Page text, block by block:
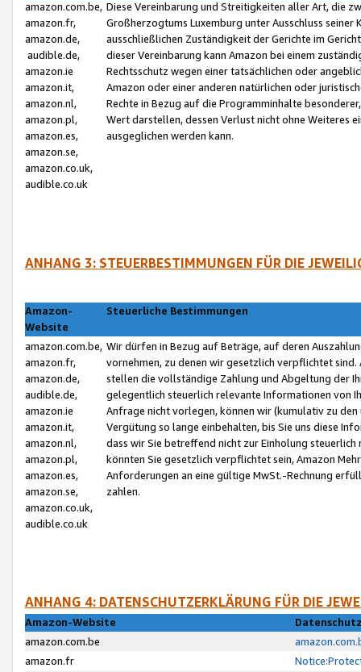
amazon.com.be,
amazon.fr,
amazon.de,
audible.de,
amazon.ie
amazon.it,
amazon.nl,
amazon.pl,
amazon.es,
amazon.se,
amazon.co.uk,
audible.co.uk
Diese Vereinbarung und Streitigkeiten aller Art, die
Großherzogtums Luxemburg unter Ausschluss
ausschließlichen Zuständigkeit der Gerichte im
dieser Vereinbarung kann Amazon bei einem
Rechtsschutz wegen einer tatsächlichen oder
Amazon oder einer anderen natürlichen oder
Rechte in Bezug auf die Programminhalte
Wert darstellen, dessen Verlust nicht ohne Weiteres
ausgeglichen werden kann.
ANHANG 3: STEUERBESTIMMUNGEN FÜR DIE
Amazon-
Website
Steuerliche Bestimmungen
amazon.com.be,
amazon.fr,
amazon.de,
audible.de,
amazon.ie
amazon.it,
amazon.nl,
amazon.pl,
amazon.es,
amazon.se,
amazon.co.uk,
audible.co.uk
Wir dürfen in Bezug auf Beträge, auf deren
vornehmen, zu denen wir gesetzlich verpflichtet
stellen die vollständige Zahlung und Abgeltung der
gelegentlich steuerlich relevante Informationen von
Anfrage nicht vorlegen, können wir (kumulativ zu
Vergütung so lange einbehalten, bis Sie uns diese
dass wir Sie betreffend nicht zur Einholung
könnten Sie gesetzlich verpflichtet sein, Amazon
Anforderungen an eine gültige MwSt.-Rechnung
zahlen.
ANHANG 4: DATENSCHUTZERKLÄRUNG FÜR DIE
Amazon-Website
amazon.com.be
amazon.fr